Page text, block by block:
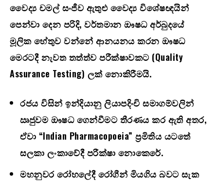
වෛද්‍ය චමල් සංජීව ඇතුළු වෛද්‍ය විශේෂඥයින්
පෙන්වා දෙන පරිදි, වර්තමාන ඖෂධ අර්බුදයේ
මූලික හේතුව වන්නේ ආනයනය කරන ඖෂධ
මෙරටදී නැවත තත්ත්ව පරීක්ෂාවකට (Quality
Assurance Testing) ලක් නොකිරීමයි.
රජය විසින් ඉන්දියානු ලියාපදිංචි සමාගම්වලින්
ඍජුවම ඖෂධ ගෙන්වීමට තීරණය කර ඇති අතර,
ඒවා “Indian Pharmacopoeia” ප්‍රමිතිය යටතේ
සලකා ලංකාවේදී පරීක්ෂා නොකෙරේ.
මහනුවර රෝහලේදී රෝගීන් මියගිය බවට සැක